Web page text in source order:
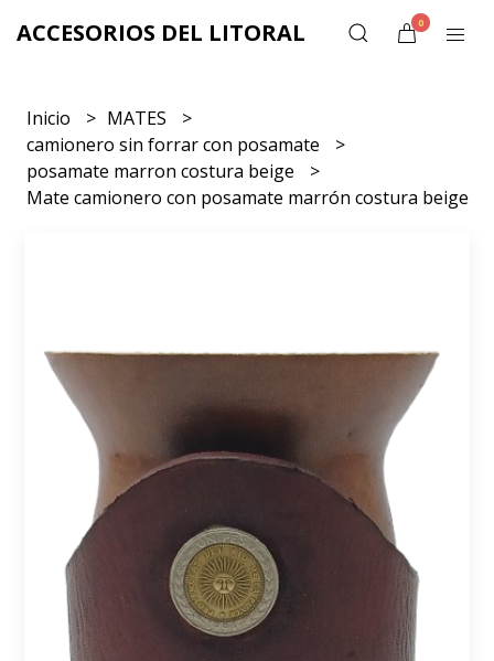
ACCESORIOS DEL LITORAL 0
Inicio
MATES
camionero sin forrar con posamate
posamate marron costura beige
Mate camionero con posamate marrón costura beige